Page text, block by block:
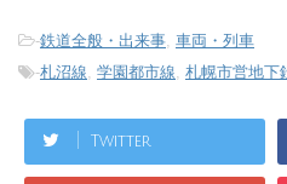
-鉄道全般・出来事, 車両・列車
-札沼線, 学園都市線, 札幌市営地下
Twitter